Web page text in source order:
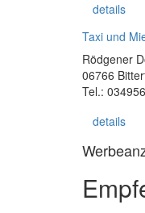
details
Taxi und
Rödgener
06766
Tel.:
details